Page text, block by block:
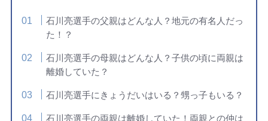
石川亮選手の父親はどんな人？地元の有名人だっ
た！？
石川亮選手の母親はどんな人？子供の頃に両親は
離婚していた？
石川亮選手にきょうだいはいる？甥っ子もいる？
石川亮選手の両親は離婚していた！両親との仲は